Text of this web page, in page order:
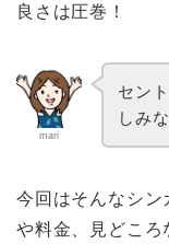
良さは圧巻！
mari
セン
しみ
今回はそんなシン
や料金、見どころ